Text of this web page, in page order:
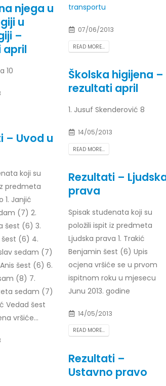
transportu
07/06/2013
READ MORE...
njega u
u
–
april
10
Školska higijena –
rezultati april
1. Jusuf Skenderović 8
14/05/2013
READ MORE...
– Uvod u
koji su
predmeta
1. Janjić
(7) 2.
šest (6) 3.
šest (6) 4.
sedam (7)
šest (6) 6.
(8) 7.
sedam (7)
Vedad šest
vršiće...
Rezultati –
prava
Spisak studenata koji su
položili ispit iz predmeta
Ljudska prava 1. Trakić
Benjamin šest (6) Upis
ocjena vršiće se u prvom
ispitnom roku u mjesecu
Junu 2013. godine
14/05/2013
READ MORE...
Rezultati –
Ustavno pravo
Marinković – rezultati ispita
Beganlić – rezultati ispita
Karić – rezultati ispita
Prof. dr
Prof. dr
22/07/2026
Doc. dr